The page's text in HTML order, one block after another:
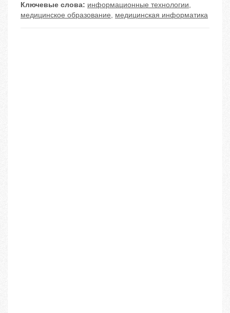
Ключевые слова: информационные технологии,
медицинское образование, медицинская информатика